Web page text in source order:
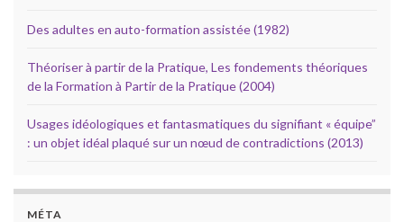
Des adultes en auto-formation assistée (1982)
Théoriser à partir de la Pratique, Les fondements théoriques
de la Formation à Partir de la Pratique (2004)
Usages idéologiques et fantasmatiques du signifiant « équipe”
: un objet idéal plaqué sur un nœud de contradictions (2013)
MÉTA